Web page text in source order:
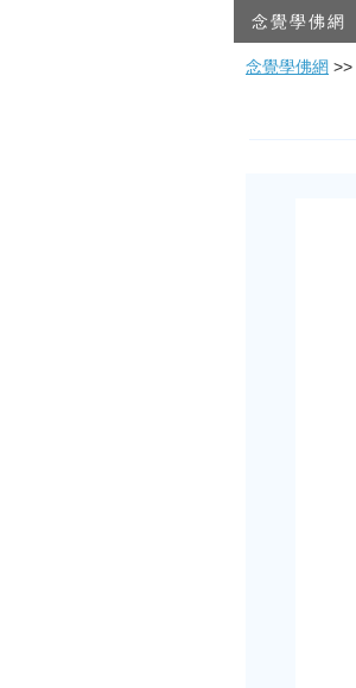
念覺學佛網
念覺學佛網 >>